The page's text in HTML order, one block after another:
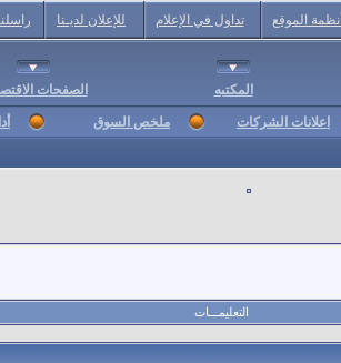
أنظمة الموقع تداول في الإعلام للإعلان لديـنا
المكتبه الصفحات
اعلانات الشركات ملخص السوق
التعليمـــات